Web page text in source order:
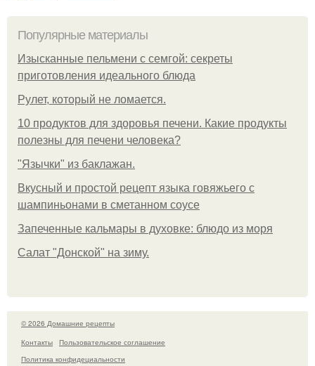
Популярные материалы
Изысканные пельмени с семгой: секреты
приготовления идеального блюда
Рулет, который не ломается.
10 продуктов для здоровья печени. Какие продукты
полезны для печени человека?
"Язычки" из баклажан.
Вкусный и простой рецепт языка говяжьего с
шампиньонами в сметанном соусе
Запеченные кальмары в духовке: блюдо из моря
Салат "Донской" на зиму.
© 2026 Домашние рецепты
Контакты
Пользовательское соглашение
Политика конфидециальности